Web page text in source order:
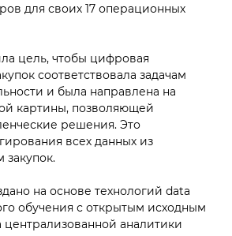
для своих 17 операционных
цель, чтобы цифровая
соответствовала задачам
и была направлена на
картины, позволяющей
решения. Это
всех данных из
закупок.
на основе технологий data
обучения с открытым исходным
аналитики